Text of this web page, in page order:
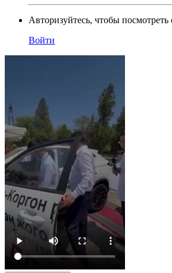
Авторизуйтесь, чтобы посмотреть
Войти